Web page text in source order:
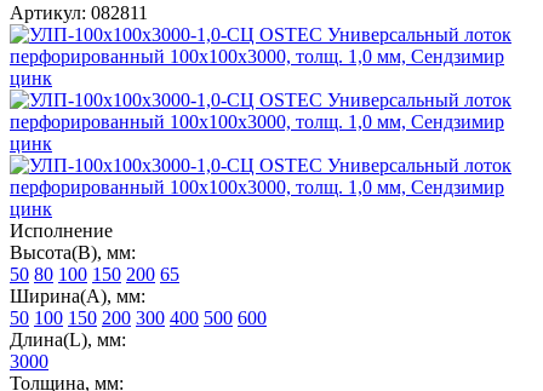
Артикул: 082811
Исполнение
Высота(В), мм:
50 80 100 150 200 65
Ширина(А), мм:
50 100 150 200 300 400 500 600
Длина(L), мм:
3000
Толщина, мм: